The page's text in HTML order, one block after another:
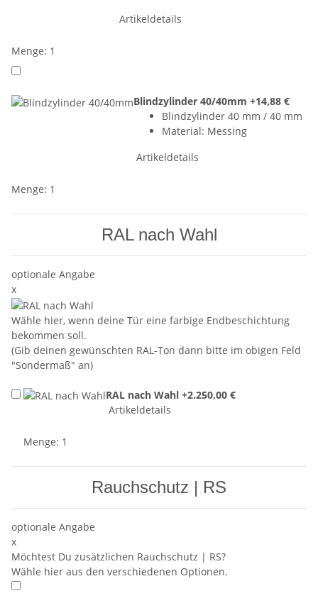
Artikeldetails
Menge: 1
Blindzylinder 40/40mm +14,88 €
Blindzylinder 40 mm / 40 mm
Material: Messing
Artikeldetails
Menge: 1
RAL nach Wahl
optionale Angabe
x
Wähle hier, wenn deine Tür eine farbige Endbeschichtung
bekommen soll.
(Gib deinen gewünschten RAL-Ton dann bitte im obigen Feld
"Sondermaß" an)
RAL nach Wahl +2.250,00 €
Artikeldetails
Menge: 1
Rauchschutz | RS
optionale Angabe
x
Möchtest Du zusätzlichen Rauchschutz | RS?
Wähle hier aus den verschiedenen Optionen.